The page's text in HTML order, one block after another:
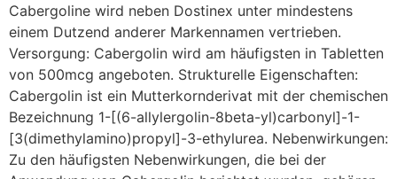
Cabergoline wird neben Dostinex unter mindestens
einem Dutzend anderer Markennamen vertrieben.
Versorgung: Cabergolin wird am häufigsten in Tabletten
von 500mcg angeboten. Strukturelle Eigenschaften:
Cabergolin ist ein Mutterkornderivat mit der chemischen
Bezeichnung 1-[(6-allylergolin-8beta-yl)carbonyl]-1-
[3(dimethylamino)propyl]-3-ethylurea. Nebenwirkungen:
Zu den häufigsten Nebenwirkungen, die bei der